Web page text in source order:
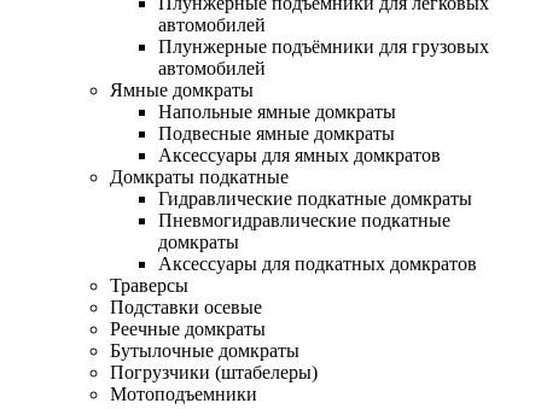
автомобилей
Плунжерные подъёмники для грузовых
автомобилей
Ямные домкраты
Напольные ямные домкраты
Подвесные ямные домкраты
Аксессуары для ямных домкратов
Домкраты подкатные
Гидравлические подкатные домкраты
Пневмогидравлические подкатные
домкраты
Аксессуары для подкатных домкратов
Траверсы
Подставки осевые
Реечные домкраты
Бутылочные домкраты
Погрузчики (штабелеры)
Мотоподъемники